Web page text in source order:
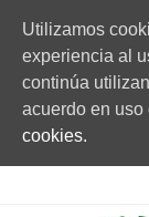
Utilizamos
experiencia al
continúa
acuerdo en uso
cookies.